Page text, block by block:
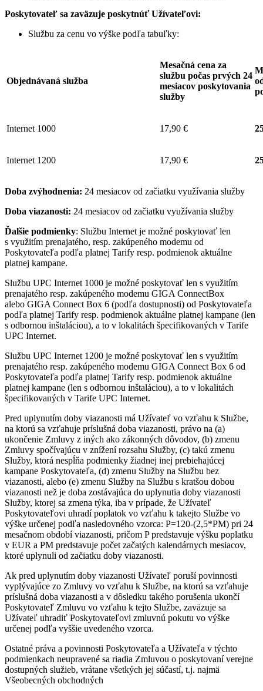
Poskytovateľ sa zaväzuje poskytnúť Užívateľovi:
Službu za cenu vo výške podľa tabuľky:
Objednávaná služba
Mesačná cena za
službu počas prvých 24
mesiacov poskytovania
služby
Internet 1000 17,90 €
Internet 1200 17,90 €
Doba zvýhodnenia: 24 mesiacov od začiatku využívania služby
Doba viazanosti: 24 mesiacov od začiatku využívania služby
Ďalšie podmienky: Službu Internet je možné poskytovať len
s využitím prenajatého, resp. zakúpeného modemu od
Poskytovateľa podľa platnej Tarify resp. podmienok aktuálne
platnej kampane.
Službu UPC Internet 1000 je možné poskytovať len s využitím
prenajatého resp. zakúpeného modemu GIGA ConnectBox
alebo GIGA Connect Box 6 (podľa dostupnosti) od Poskytovateľa
podľa platnej Tarify resp. podmienok aktuálne platnej kampane (len
s odbornou inštaláciou), a to v lokalitách špecifikovaných v Tarife
UPC Internet.
Službu UPC Internet 1200 je možné poskytovať len s využitím
prenajatého resp. zakúpeného modemu GIGA Connect Box 6 od
Poskytovateľa podľa platnej Tarify resp. podmienok aktuálne
platnej kampane (len s odbornou inštaláciou), a to v lokalitách
špecifikovaných v Tarife UPC Internet.
Pred uplynutím doby viazanosti má Užívateľ vo vzťahu k Službe,
na ktorú sa vzťahuje príslušná doba viazanosti, právo na (a)
ukončenie Zmluvy z iných ako zákonných dôvodov, (b) zmenu
Zmluvy spočívajúcu v znížení rozsahu Služby, (c) takú zmenu
Služby, ktorá nespĺňa podmienky žiadnej inej prebiehajúcej
kampane Poskytovateľa, (d) zmenu Služby na Službu bez
viazanosti, alebo (e) zmenu Služby na Službu s kratšou dobou
viazanosti než je doba zostávajúca do uplynutia doby viazanosti
Služby, ktorej sa zmena týka, iba v prípade, že Užívateľ
Poskytovateľovi uhradí poplatok vo vzťahu k takejto Službe vo
výške určenej podľa nasledovného vzorca: P=120-(2,5*PM) pri 24
mesačnom období viazanosti, pričom P predstavuje výšku poplatku
v EUR a PM predstavuje počet začatých kalendárnych mesiacov,
ktoré uplynuli od začiatku doby viazanosti.
Ak pred uplynutím doby viazanosti Užívateľ poruší povinnosti
vyplývajúce zo Zmluvy vo vzťahu k Službe, na ktorú sa vzťahuje
príslušná doba viazanosti a v dôsledku takého porušenia ukončí
Poskytovateľ Zmluvu vo vzťahu k tejto Službe, zaväzuje sa
Užívateľ uhradiť Poskytovateľovi zmluvnú pokutu vo výške
určenej podľa vyššie uvedeného vzorca.
Ostatné práva a povinnosti Poskytovateľa a Užívateľa v týchto
podmienkach neupravené sa riadia Zmluvou o poskytovaní verejne
dostupných služieb, vrátane všetkých jej súčastí, t.j. najmä
Všeobecných obchodných